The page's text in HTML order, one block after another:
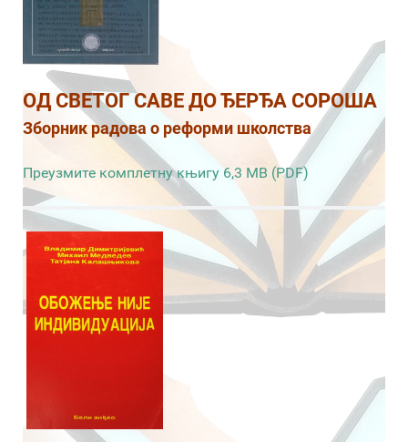
ОД СВЕТОГ САВЕ ДО ЂЕРЂА СОРОША
Зборник радова о реформи школства
Преузмите комплетну књигу 6,3 MB (PDF)